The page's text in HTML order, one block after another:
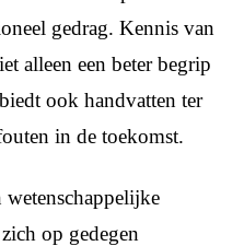
gedrag. Kennis van
alleen een beter begrip
ook handvatten ter
in de toekomst.
wetenschappelijke
op gedegen